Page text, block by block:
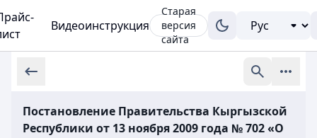
Видеоинструкция
Старая
версия
сайта
Постановление Правительства Кыргызской
Республики от 13 ноября 2009 года № 702 «О